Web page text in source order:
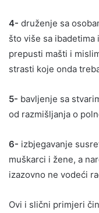
4- druženje sa
što više sa ibadetima
prepusti mašti i
strasti koje onda
5- bavljenje sa
od razmišljanja o
6- izbjegavanje
muškarci i žene, a
izazovno ne vodeći
Ovi i slični primjeri